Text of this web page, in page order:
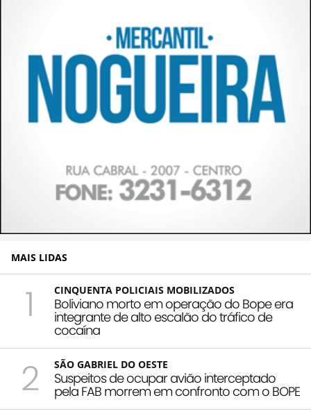
MAIS LIDAS
1 CINQUENTA POLICIAIS MOBILIZADOS
Boliviano morto em operação do Bope era
integrante de alto escalão do tráfico de
cocaína
2 SÃO GABRIEL DO OESTE
Suspeitos de ocupar avião interceptado
pela FAB morrem em confronto com o BOPE